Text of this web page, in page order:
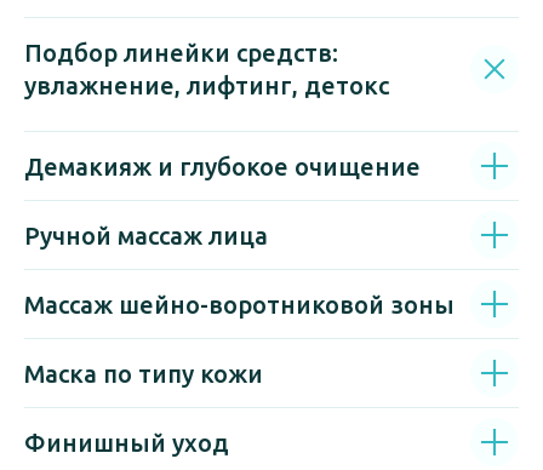
Подбор линейки средств:
увлажнение, лифтинг, детокс
Демакияж и глубокое очищение
Ручной массаж лица
Массаж шейно-воротниковой зоны
Маска по типу кожи
Финишный уход